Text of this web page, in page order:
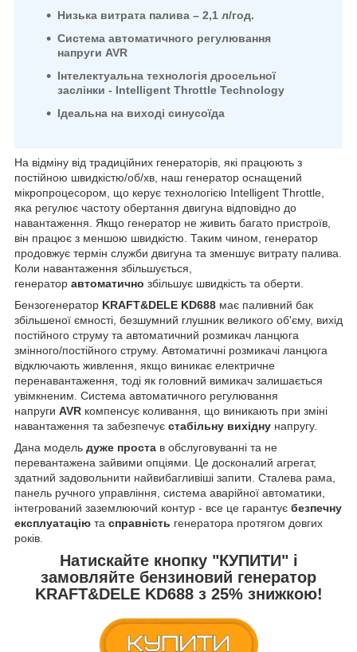
Низька витрата палива – 2,1 л/год.
Система автоматичного регулювання
напруги AVR
Інтелектуальна технологія дросельної
заслінки - Intelligent Throttle Technology
Ідеальна на виході синусоїда
На відміну від традиційних генераторів, які працюють з
постійною швидкістю/об/хв, наш генератор оснащений
мікропроцесором, що керує технологією Intelligent Throttle,
яка регулює частоту обертання двигуна відповідно до
навантаження. Якщо генератор не живить багато пристроїв,
він працює з меншою швидкістю. Таким чином, генератор
продовжує термін служби двигуна та зменшує витрату палива.
Коли навантаження збільшується,
генератор автоматично збільшує швидкість та оберти.
Бензогенератор KRAFT&DELE KD688 має паливний бак
збільшеної ємності, безшумний глушник великого об'єму, вихід
постійного струму та автоматичний розмикач ланцюга
змінного/постійного струму. Автоматичні розмикачі ланцюга
відключають живлення, якщо виникає електричне
перенавантаження, тоді як головний вимикач залишається
увімкненим. Система автоматичного регулювання
напруги AVR компенсує коливання, що виникають при зміні
навантаження та забезпечує стабільну вихідну напругу.
Дана модель дуже проста в обслуговуванні та не
перевантажена зайвими опціями. Це досконалий агрегат,
здатний задовольнити найвибагливіші запити. Сталева рама,
панель ручного управління, система аварійної автоматики,
інтегрований заземлюючий контур - все це гарантує безпечну
експлуатацію та справність генератора протягом довгих
років.
Натискайте кнопку"КУПИТИ"і
замовляйте бензиновий генератор
KRAFT&DELE KD688 з 25% знижкою!